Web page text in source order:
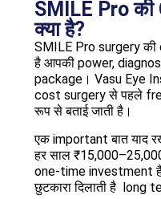
SMILE Pro
क्या है?
SMILE Pro surgery की
है आपकी power,
package। Vasu Eye
cost surgery से पहले
रूप से बताई जाती है।
एक important बात याद
हर साल
one-time investment है
छुटकारा दिलाती है long